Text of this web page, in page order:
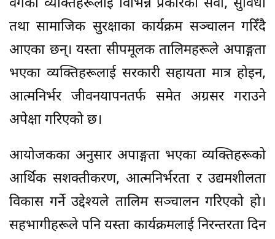
वर्गका व्यक्तिहरूलाई विभिन्न प्रकारका सेवा, सुविधा
तथा सामाजिक सुरक्षाका कार्यक्रम सञ्चालन गरिँदै
आएका छन्। यस्ता सीपमूलक तालिमहरूले अपाङ्गता
भएका व्यक्तिहरूलाई सरकारी सहायता मात्र होइन,
आत्मनिर्भर जीवनयापनतर्फ समेत अग्रसर गराउने
अपेक्षा गरिएको छ।
आयोजकका अनुसार अपाङ्गता भएका व्यक्तिहरूको
आर्थिक सशक्तीकरण, आत्मनिर्भरता र उद्यमशीलता
विकास गर्ने उद्देश्यले तालिम सञ्चालन गरिएको हो।
सहभागीहरूले पनि यस्ता कार्यक्रमलाई निरन्तरता दिन